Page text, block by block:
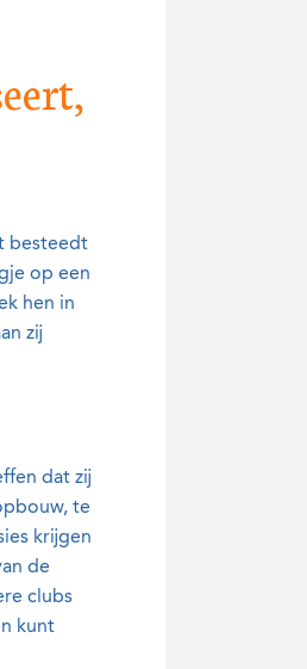
besteedt
op een
hen in
zij
dat zij
te
krijgen
de
clubs
kunt